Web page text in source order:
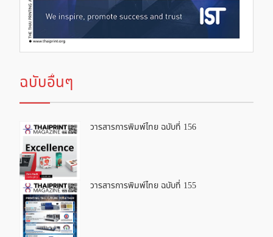
ฉบับอื่นๆ
วารสารการพิมพ์ไทย ฉบับที่ 156
วารสารการพิมพ์ไทย ฉบับที่ 155